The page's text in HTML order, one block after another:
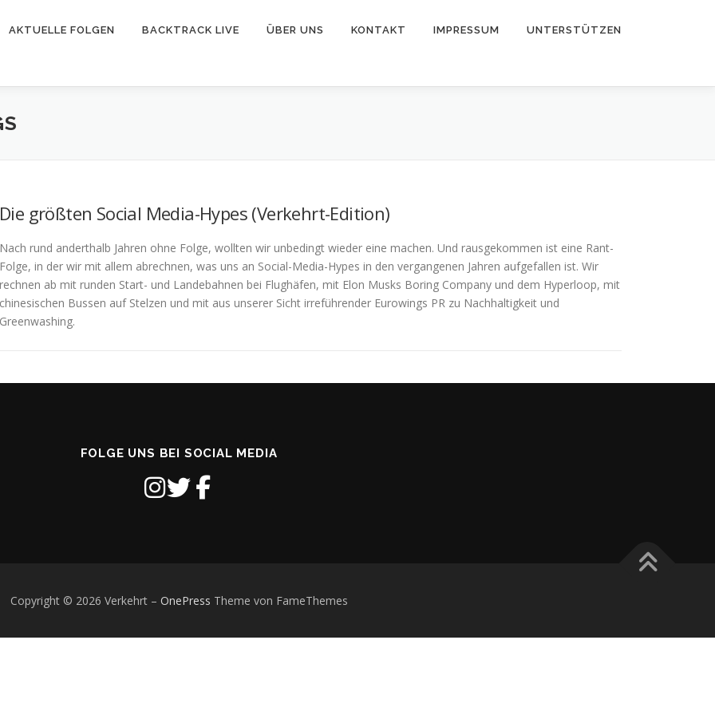
AKTUELLE FOLGEN BACKTRACK LIVE ÜBER UNS KONTAKT IMPRESSUM UNTERSTÜTZEN
Die größten Social Media-Hypes (Verkehrt-Edition)
Nach rund anderthalb Jahren ohne Folge, wollten wir unbedingt wieder eine machen. Und rausgekommen ist eine Rant-
Folge, in der wir mit allem abrechnen, was uns an Social-Media-Hypes in den vergangenen Jahren aufgefallen ist. Wir
rechnen ab mit runden Start- und Landebahnen bei Flughäfen, mit Elon Musks Boring Company und dem Hyperloop, mit
chinesischen Bussen auf Stelzen und mit aus unserer Sicht irreführender Eurowings PR zu Nachhaltigkeit und
Greenwashing.
FOLGE UNS BEI SOCIAL MEDIA
Copyright © 2026 Verkehrt – OnePress Theme von FameThemes